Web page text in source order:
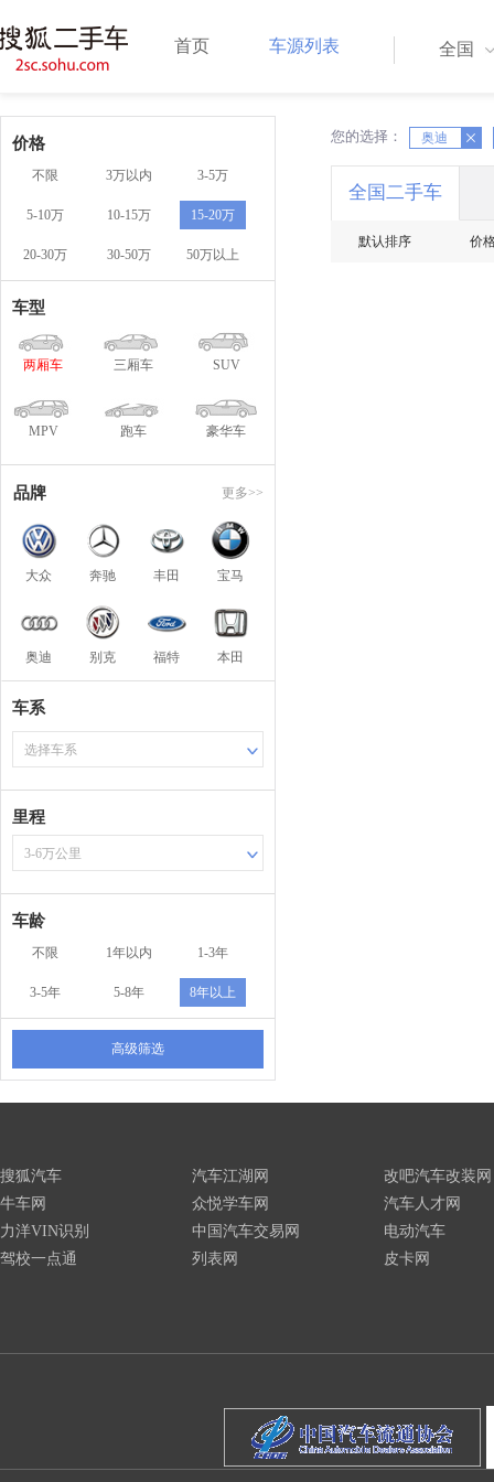
首页 车源列表 全国
价格
不限 3万以内 3-5万
5-10万 10-15万 15-20万
20-30万 30-50万 50万以上
车型
两厢车 三厢车 SUV
MPV 跑车 豪华车
品牌 更多>>
大众 奔驰 丰田 宝马
奥迪 别克 福特 本田
车系
选择车系
里程
3-6万公里
车龄
不限 1年以内 1-3年
3-5年 5-8年 8年以上
高级筛选
您的选择： 奥迪
X X
全国二手车
默认排序 价
搜狐汽车
牛车网
力洋VIN识别
驾校一点通
汽车江湖网
众悦学车网
中国汽车交易网
列表网
改吧汽车改装网
汽车人才网
电动汽车
皮卡网